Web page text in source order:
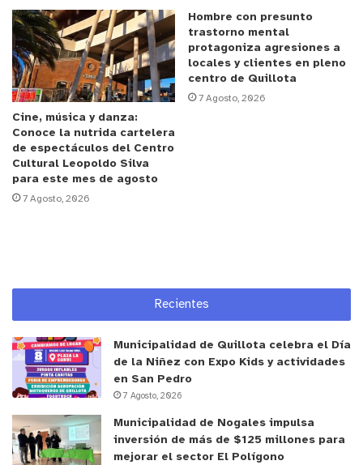
viernes 10 de mayo.
Por otra parte, a modo de agradecimiento, la
banda realizará un show gratuito a mediados de
agosto-septiembre, con el fin de agradecer el
gesto y la ayuda que recibieron para que llevaran a
cabo su primera gira en el extranjero.
“Más que un sueño es como la meta, porque ahora
lo que tenemos pensado a la vuelta de Argentina,
año 2014, invitó a los seguidores y a la gente a
que se sigan sumando con escuchar bandas
nacionales y estilos de música diferente, ya que
según él, existe mucha calidad y variedad a nivel
nacional.
Cine, música y danza:
Conoce la nutrida cartelera
de espectáculos del Centro
Cultural Leopoldo Silva
para este mes de agosto
7 Agosto, 2026
Hombre con presunto
trastorno mental
protagoniza agresiones a
locales y clientes en pleno
centro de Quillota
7 Agosto, 2026
Recientes
Municipalidad de Quillota celebra el Día
de la Niñez con Expo Kids y actividades
en San Pedro
7 Agosto, 2026
Municipalidad de Nogales impulsa
inversión de más de $125 millones para
mejorar el sector El Polígono